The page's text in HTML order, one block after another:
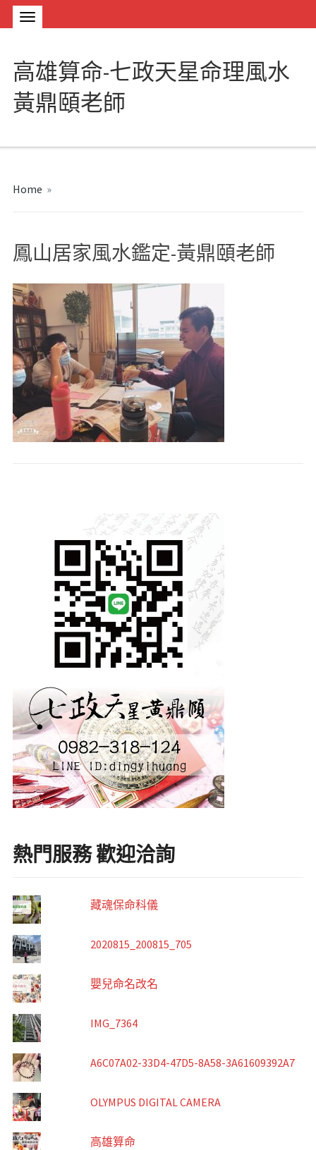
高雄算命-七政天星命理風水
黃鼎頤老師
Home »
鳳山居家風水鑑定-黃鼎頤老師
熱門服務 歡迎洽詢
藏魂保命科儀
2020815_200815_705
嬰兒命名改名
IMG_7364
A6C07A02-33D4-47D5-8A58-3A61609392A7
OLYMPUS DIGITAL CAMERA
高雄算命